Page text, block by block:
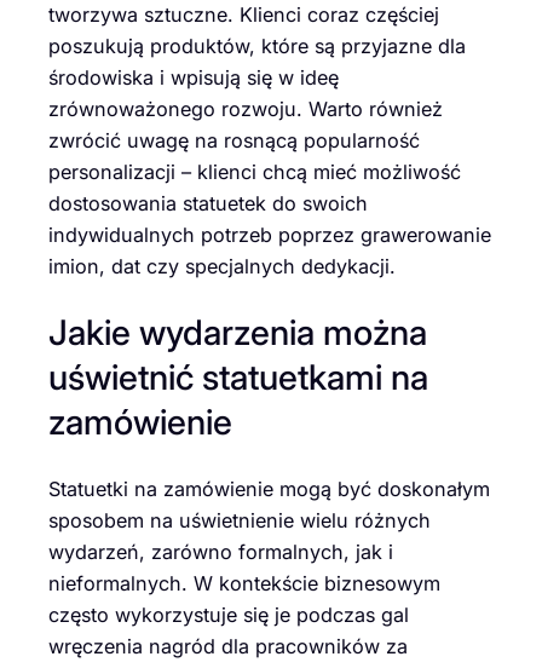
tworzywa sztuczne. Klienci coraz częściej
poszukują produktów, które są przyjazne dla
środowiska i wpisują się w ideę
zrównoważonego rozwoju. Warto również
zwrócić uwagę na rosnącą popularność
personalizacji – klienci chcą mieć możliwość
dostosowania statuetek do swoich
indywidualnych potrzeb poprzez grawerowanie
imion, dat czy specjalnych dedykacji.
Jakie wydarzenia można
uświetnić statuetkami na
zamówienie
Statuetki na zamówienie mogą być doskonałym
sposobem na uświetnienie wielu różnych
wydarzeń, zarówno formalnych, jak i
nieformalnych. W kontekście biznesowym
często wykorzystuje się je podczas gal
wręczenia nagród dla pracowników za